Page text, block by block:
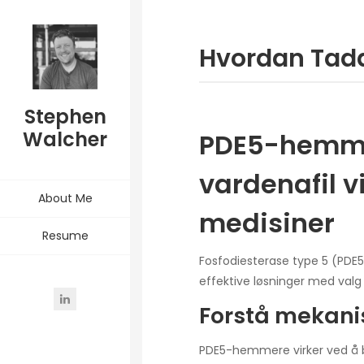
Stephen
Walcher
About Me
Resume
Hvordan
PDE5-
vardenafil
medisiner
Fosfodiesterase type 5
effektive løsninger med
Forstå
PDE5-hemmere virker ved